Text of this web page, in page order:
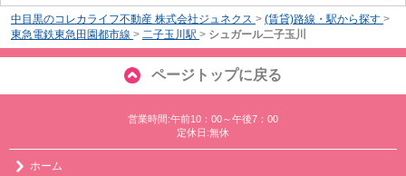
中目黒のコレカライフ不動産 株式会社ジュネクス > (賃貸)路線・駅から探す >
東急電鉄東急田園都市線 > 二子玉川駅 > シュガール二子玉川
ページトップに戻る
営業時間:午前10：00～午後7：00
定休日:無休
ホーム